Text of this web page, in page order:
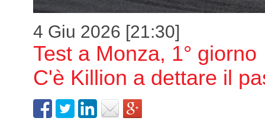
4 Giu 2026 [21:30]
Test a Monza, 1° giorno
C'è Killion a dettare il